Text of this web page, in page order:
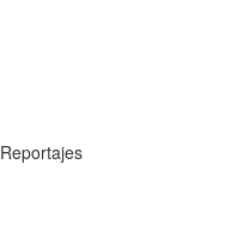
Reportajes